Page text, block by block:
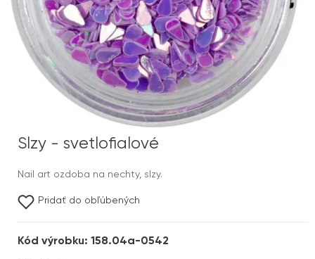
Slzy - svetlofialové
Nail art ozdoba na nechty, slzy.
Pridať do obľúbených
Kód výrobku: 158.04a-0542